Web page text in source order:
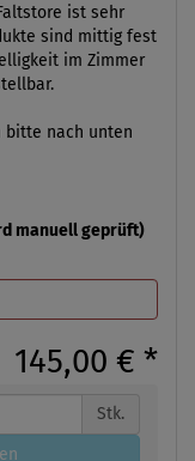
ist sehr
sind mittig fest
im Zimmer
bitte nach unten
manuell geprüft)
145,00 € *
Stk.